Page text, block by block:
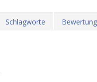
Schlagworte